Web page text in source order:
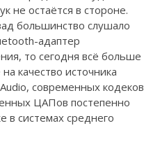
не остаётся в стороне.
большинство слушало
адаптер
то сегодня всё больше
качество источника
современных кодеков
ЦАПов постепенно
в системах среднего